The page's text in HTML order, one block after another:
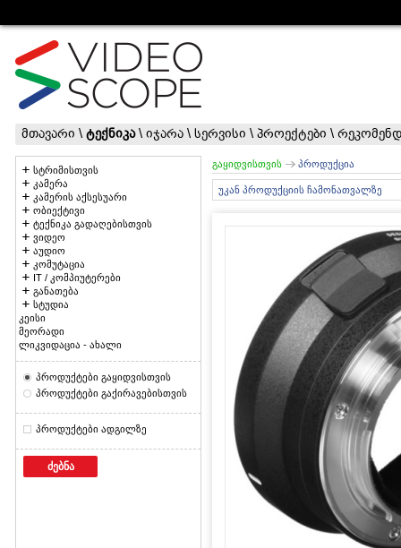
მთავარი \ ტექნიკა\ იჯარა \ სერვისი \ პროექტები \
სტრიმისთვის
კამერა
კამერის აქსესუარი
ობიექტივი
ტექნიკა გადაღებისთვის
ვიდეო
აუდიო
კომუტაცია
IT / კომპიუტერები
განათება
სტუდია
კეისი
მეორადი
ლიკვიდაცია - ახალი
პროდუქტები გაყიდვისთვის
პროდუქტები გაქირავებისთვის
პროდუქტები ადგილზე
ძებნა
გაყიდვისთვის პროდუქცია
უკან პროდუქციის ჩამონათვალზე